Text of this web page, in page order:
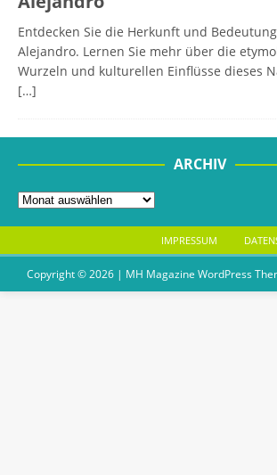
Entdecken Sie die Herkunft und
Alejandro. Lernen Sie mehr über die
Wurzeln und kulturellen Einflüsse dieses
[…]
ARCHIV
IMPRESSUM
Copyright © 2026 | MH Magazine WordPress